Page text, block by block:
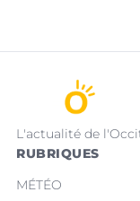
L'actualité de
RUBRIQUES
MÉTÉO